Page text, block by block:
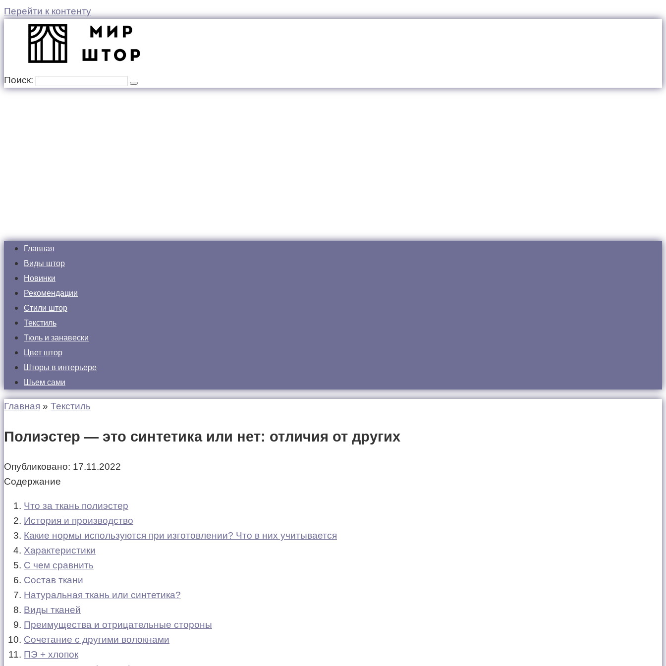
Перейти к контенту
Поиск:
Главная
Виды штор
Новинки
Рекомендации
Стили штор
Текстиль
Тюль и занавески
Цвет штор
Шторы в интерьере
Шьем сами
Главная » Текстиль
Полиэстер — это синтетика или нет: отличия от других
Опубликовано: 17.11.2022
Содержание
Что за ткань полиэстер
История и производство
Какие нормы используются при изготовлении? Что в них учитывается
Характеристики
С чем сравнить
Состав ткани
Натуральная ткань или синтетика?
Виды тканей
Преимущества и отрицательные стороны
Сочетание с другими волокнами
ПЭ + хлопок